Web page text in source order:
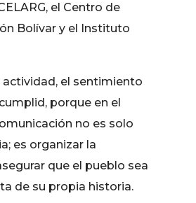
el Centro de
Bolívar y el Instituto
actividad, el sentimiento
porque en el
no es solo
es organizar la
que el pueblo sea
de su propia historia.